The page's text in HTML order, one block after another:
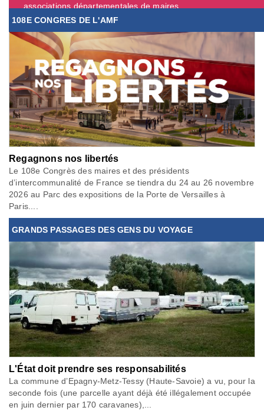
associations départementales de maires. ...
108E CONGRES DE L'AMF
Regagnons nos libertés
Le 108e Congrès des maires et des présidents
d’intercommunalité de France se tiendra du 24 au 26 novembre
2026 au Parc des expositions de la Porte de Versailles à
Paris....
GRANDS PASSAGES DES GENS DU VOYAGE
L'État doit prendre ses responsabilités
La commune d’Epagny-Metz-Tessy (Haute-Savoie) a vu, pour la
seconde fois (une parcelle ayant déjà été illégalement occupée
en juin dernier par 170 caravanes),...